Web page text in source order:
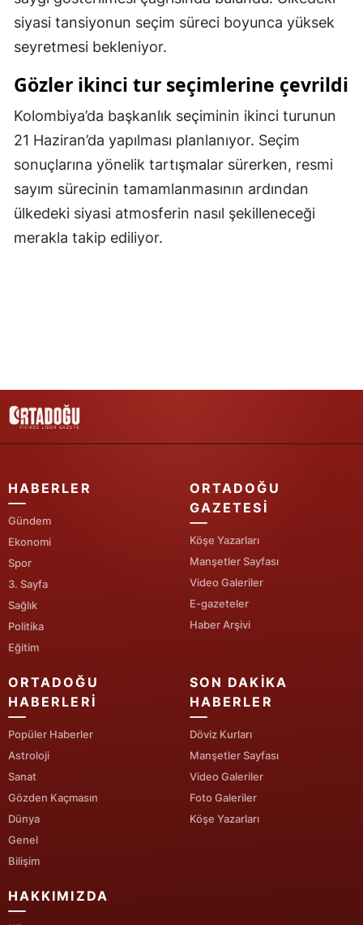
Tokat
Tunceli
Şanlıurfa
Uşak
Van
Kırıkkale
Bartın
Ardahan
Iğdır
Karabük
Osmaniye
Düzce
siyasi tansiyonun seçim süreci boyunca yüksek
seyretmesi bekleniyor.
Gözler ikinci tur seçimlerine çevrildi
Kolombiya’da başkanlık seçiminin ikinci turunun
21 Haziran’da yapılması planlanıyor. Seçim
sonuçlarına yönelik tartışmalar sürerken, resmi
sayım sürecinin tamamlanmasının ardından
ülkedeki siyasi atmosferin nasıl şekilleneceği
merakla takip ediliyor.
HABERLER
Gündem
Ekonomi
Spor
3. Sayfa
Sağlık
Politika
Eğitim
ORTADOĞU
GAZETESI
Köşe Yazarları
Manşetler Sayfası
Video Galeriler
E-gazeteler
Haber Arşivi
ORTADOĞU
HABERLERI
Popüler Haberler
Astroloji
Sanat
Gözden Kaçmasın
Dünya
Genel
Bilişim
SON DAKIKA
HABERLER
Döviz Kurları
Manşetler Sayfası
Video Galeriler
Foto Galeriler
Köşe Yazarları
HAKKIMIZDA